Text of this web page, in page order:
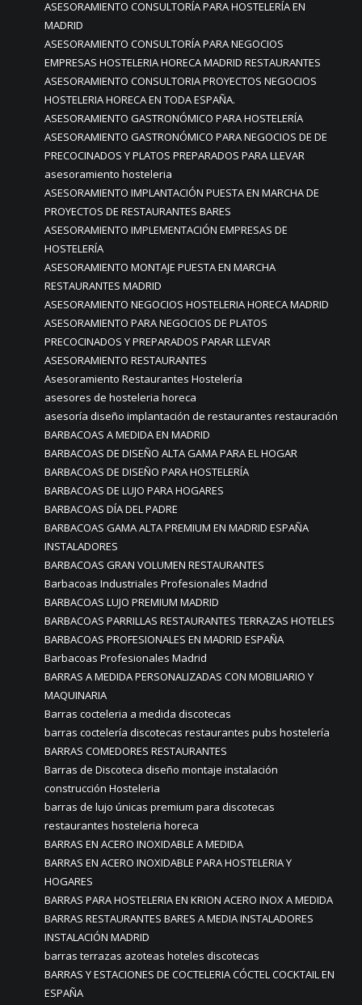
ASESORAMIENTO CONSULTORÍA PARA HOSTELERÍA EN
MADRID
ASESORAMIENTO CONSULTORÍA PARA NEGOCIOS
EMPRESAS HOSTELERIA HORECA MADRID RESTAURANTES
ASESORAMIENTO CONSULTORIA PROYECTOS NEGOCIOS
HOSTELERIA HORECA EN TODA ESPAÑA.
ASESORAMIENTO GASTRONÓMICO PARA HOSTELERÍA
ASESORAMIENTO GASTRONÓMICO PARA NEGOCIOS DE DE
PRECOCINADOS Y PLATOS PREPARADOS PARA LLEVAR
asesoramiento hosteleria
ASESORAMIENTO IMPLANTACIÓN PUESTA EN MARCHA DE
PROYECTOS DE RESTAURANTES BARES
ASESORAMIENTO IMPLEMENTACIÓN EMPRESAS DE
HOSTELERÍA
ASESORAMIENTO MONTAJE PUESTA EN MARCHA
RESTAURANTES MADRID
ASESORAMIENTO NEGOCIOS HOSTELERIA HORECA MADRID
ASESORAMIENTO PARA NEGOCIOS DE PLATOS
PRECOCINADOS Y PREPARADOS PARAR LLEVAR
ASESORAMIENTO RESTAURANTES
Asesoramiento Restaurantes Hostelería
asesores de hosteleria horeca
asesoría diseño implantación de restaurantes restauración
BARBACOAS A MEDIDA EN MADRID
BARBACOAS DE DISEÑO ALTA GAMA PARA EL HOGAR
BARBACOAS DE DISEÑO PARA HOSTELERÍA
BARBACOAS DE LUJO PARA HOGARES
BARBACOAS DÍA DEL PADRE
BARBACOAS GAMA ALTA PREMIUM EN MADRID ESPAÑA
INSTALADORES
BARBACOAS GRAN VOLUMEN RESTAURANTES
Barbacoas Industriales Profesionales Madrid
BARBACOAS LUJO PREMIUM MADRID
BARBACOAS PARRILLAS RESTAURANTES TERRAZAS HOTELES
BARBACOAS PROFESIONALES EN MADRID ESPAÑA
Barbacoas Profesionales Madrid
BARRAS A MEDIDA PERSONALIZADAS CON MOBILIARIO Y
MAQUINARIA
Barras cocteleria a medida discotecas
barras coctelería discotecas restaurantes pubs hostelería
BARRAS COMEDORES RESTAURANTES
Barras de Discoteca diseño montaje instalación
construcción Hosteleria
barras de lujo únicas premium para discotecas
restaurantes hosteleria horeca
BARRAS EN ACERO INOXIDABLE A MEDIDA
BARRAS EN ACERO INOXIDABLE PARA HOSTELERIA Y
HOGARES
BARRAS PARA HOSTELERIA EN KRION ACERO INOX A MEDIDA
BARRAS RESTAURANTES BARES A MEDIA INSTALADORES
INSTALACIÓN MADRID
barras terrazas azoteas hoteles discotecas
BARRAS Y ESTACIONES DE COCTELERIA CÓCTEL COCKTAIL EN
ESPAÑA